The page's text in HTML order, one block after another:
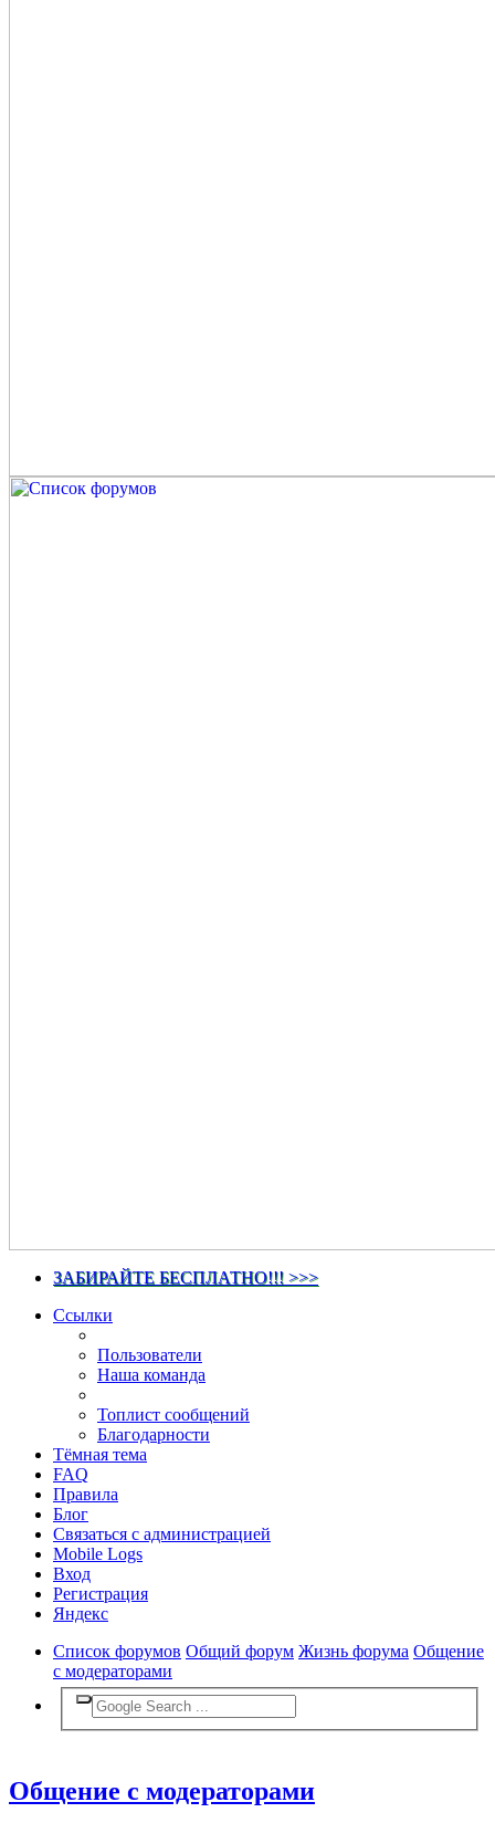
ЗАБИРАЙТЕ БЕСПЛАТНО!!! >>>
Ссылки
Пользователи
Наша команда
Топлист сообщений
Благодарности
Тёмная тема
FAQ
Правила
Блог
Связаться с администрацией
Mobile Logs
Вход
Регистрация
Яндекс
Список форумов Общий форум Жизнь форума Общение
с модераторами
Общение с модераторами